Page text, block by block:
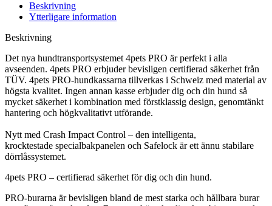
Beskrivning
Ytterligare information
Beskrivning
Det nya hundtransportsystemet 4pets PRO är perfekt i alla
avseenden. 4pets PRO erbjuder bevisligen certifierad säkerhet från
TÜV. 4pets PRO-hundkassarna tillverkas i Schweiz med material av
högsta kvalitet. Ingen annan kasse erbjuder dig och din hund så
mycket säkerhet i kombination med förstklassig design, genomtänkt
hantering och högkvalitativt utförande.​
Nytt med Crash Impact Control – den intelligenta,
krocktestade specialbakpanelen och Safelock är ett ännu stabilare
dörrlåssystemet.
4pets PRO – certifierad säkerhet för dig och din hund.
PRO-burarna är bevisligen bland de mest starka och hållbara burar